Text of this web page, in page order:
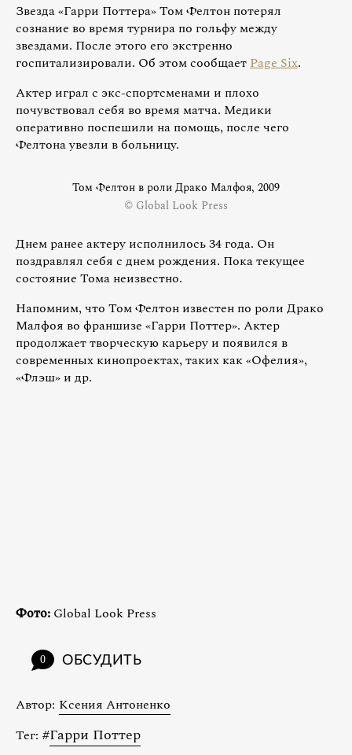
Звезда «Гарри Поттера» Том Фелтон потерял
сознание во время турнира по гольфу между
звездами. После этого его экстренно
госпитализировали. Об этом сообщает Page Six.
Актер играл с экс-спортсменами и плохо
почувствовал себя во время матча. Медики
оперативно поспешили на помощь, после чего
Фелтона увезли в больницу.
Том Фелтон в роли Драко Малфоя, 2009
© Global Look Press
Днем ранее актеру исполнилось 34 года. Он
поздравлял себя с днем рождения. Пока текущее
состояние Тома неизвестно.
Напомним, что Том Фелтон известен по роли Драко
Малфоя во франшизе «Гарри Поттер». Актер
продолжает творческую карьеру и появился в
современных кинопроектах, таких как «Офелия»,
«Флэш» и др.
Фото: Global Look Press
0 ОБСУДИТЬ
Автор: Ксения Антоненко
Тег: #Гарри Поттер